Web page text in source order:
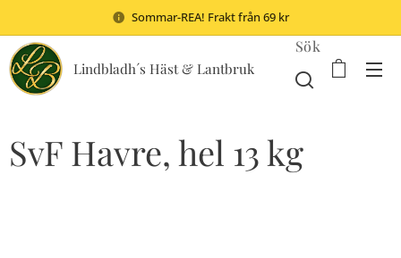
Sommar-REA! Frakt från 69 kr
Lindbladh´s Häst & Lantbruk
Sök
SvF Havre, hel 13 kg